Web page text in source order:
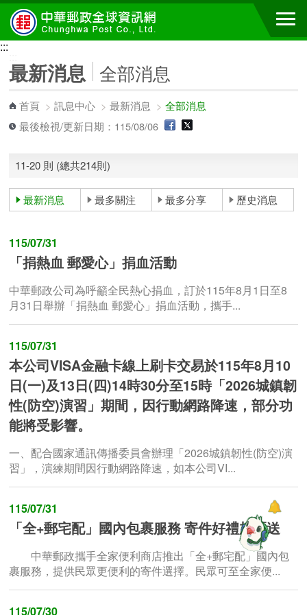
跳到主要內容區塊
:::
最新消息 全部消息
首頁 >訊息中心 >最新消息 >全部消息
最後檢視/更新日期：115/08/06
11-20 則 (總共214則)
最新消息 最多關注 最多分享 歷史消息
115/07/31
「捐熱血 郵愛心」捐血活動
中華郵政公司為呼籲全民熱心捐血，訂於115年8月1日至8
月31日舉辦「捐熱血 郵愛心」捐血活動，攜手...
115/07/31
本公司VISA金融卡線上刷卡交易於115年8月10
日(一)及13日(四)14時30分至15時「2026城鎮韌
性(防空)演習」期間，因行動網路降速，部分功
能將受影響。
一、配合國家通訊傳播委員會辦理「2026城鎮韌性(防空)演
習」，演練期間因行動網路降速，如本公司VI...
115/07/31
「全+郵宅配」國內包裹服務 寄件好禮加碼送
中華郵政攜手全家便利商店推出「全+郵宅配」國內包
裹服務，提供民眾更便利的寄件選擇。民眾可至全家便...
115/07/30